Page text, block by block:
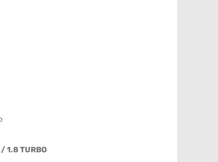
1.8 TURBO